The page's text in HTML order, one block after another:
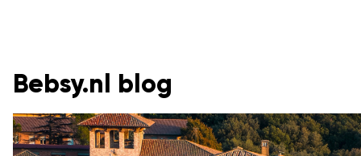
Bebsy.nl blog